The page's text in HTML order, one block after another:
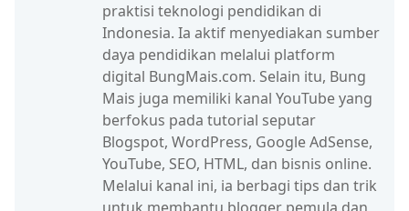
praktisi teknologi pendidikan di
Indonesia. Ia aktif menyediakan sumber
daya pendidikan melalui platform
digital BungMais.com. Selain itu, Bung
Mais juga memiliki kanal YouTube yang
berfokus pada tutorial seputar
Blogspot, WordPress, Google AdSense,
YouTube, SEO, HTML, dan bisnis online.
Melalui kanal ini, ia berbagi tips dan trik